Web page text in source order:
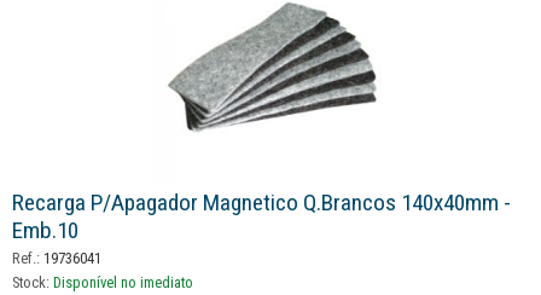
Recarga P/apagador Magnetico Q.brancos 140x40mm -
Emb.10
Ref.: 19736041
Stock: Disponível no imediato